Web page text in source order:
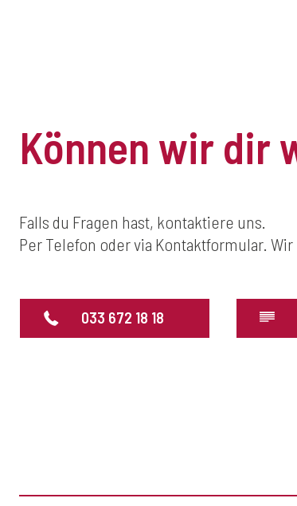
Können wir dir
Falls du Fragen hast, kontaktiere uns.
Per Telefon oder via Kontaktformular.
033 672 18 18